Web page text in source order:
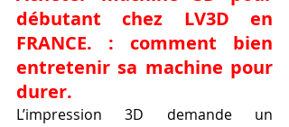
débutant chez LV3D en
FRANCE. : comment bien
entretenir sa machine pour
durer.
L’impression 3D demande un